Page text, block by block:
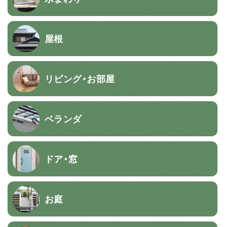
屋根
リビング・お部屋
ベランダ
ドア・窓
お庭